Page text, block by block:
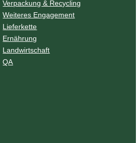
Verpackung & Recycling
Weiteres Engagement
Lieferkette
Ernährung
Landwirtschaft
QA